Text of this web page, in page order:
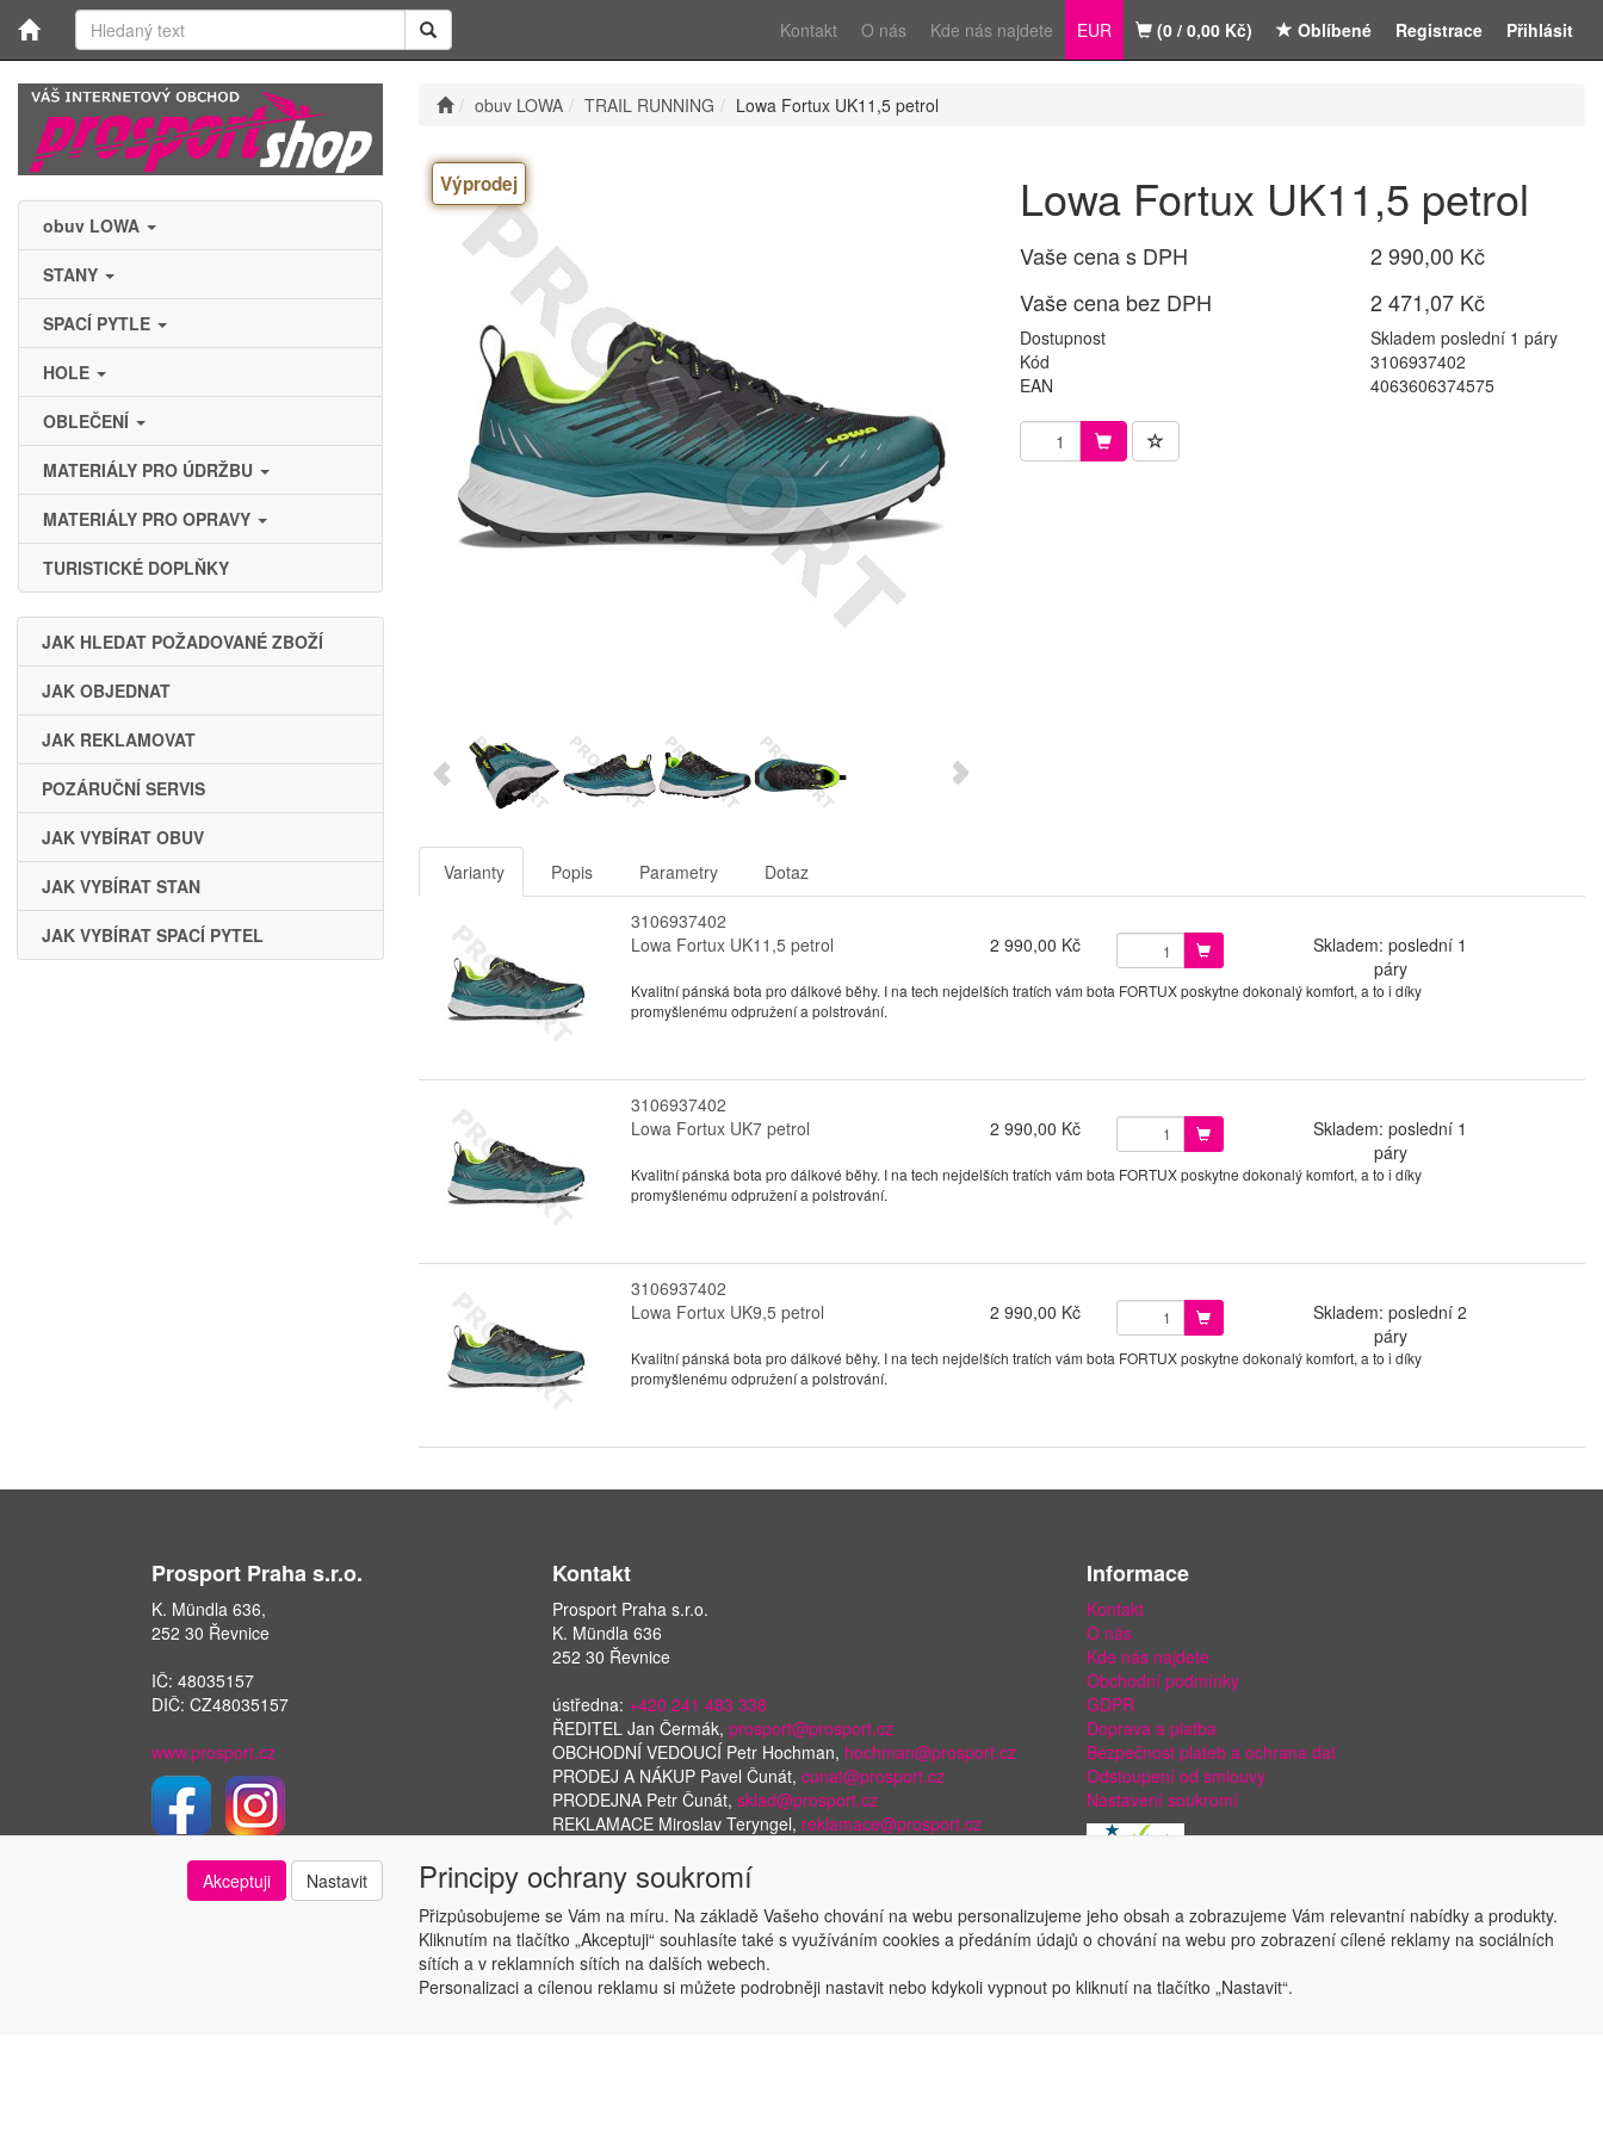
Registrace Přihlásit
Kontakt O nás Kde nás najdete EUR (0 / 0,00 Kč) Oblíbené
obuv LOWA
STANY
SPACÍ PYTLE
HOLE
OBLEČENÍ
MATERIÁLY PRO ÚDRŽBU
MATERIÁLY PRO OPRAVY
TURISTICKÉ DOPLŇKY
JAK HLEDAT POŽADOVANÉ ZBOŽÍ
JAK OBJEDNAT
JAK REKLAMOVAT
POZÁRUČNÍ SERVIS
JAK VYBÍRAT OBUV
JAK VYBÍRAT STAN
JAK VYBÍRAT SPACÍ PYTEL
obuv LOWA TRAIL RUNNING Lowa Fortux UK11,5 petrol
Výprodej Lowa Fortux UK11,5 petrol
Vaše cena s DPH
2 990,00 Kč
Vaše cena bez DPH
2 471,07 Kč
Dostupnost
Skladem poslední 1 páry
Kód
3106937402
EAN
4063606374575
Varianty Popis Parametry Dotaz
3106937402
Lowa Fortux UK11,5 petrol
2 990,00 Kč
Skladem: poslední 1
páry
Kvalitní pánská bota pro dálkové běhy. I na tech nejdelších tratích vám bota FORTUX poskytne dokonalý komfort, a to i díky
promyšlenému odpružení a polstrování.
3106937402
Lowa Fortux UK7 petrol
2 990,00 Kč
Skladem: poslední 1
páry
Kvalitní pánská bota pro dálkové běhy. I na tech nejdelších tratích vám bota FORTUX poskytne dokonalý komfort, a to i díky
promyšlenému odpružení a polstrování.
3106937402
Lowa Fortux UK9,5 petrol
2 990,00 Kč
Skladem: poslední 2
páry
Kvalitní pánská bota pro dálkové běhy. I na tech nejdelších tratích vám bota FORTUX poskytne dokonalý komfort, a to i díky
promyšlenému odpružení a polstrování.
Prosport Praha s.r.o.
K. Mündla 636,
252 30 Řevnice
IČ: 48035157
DIČ: CZ48035157
www.prosport.cz
Kontakt
Prosport Praha s.r.o.
K. Mündla 636
252 30 Řevnice
ústředna: +420 241 483 338
ŘEDITEL Jan Čermák, prosport@prosport.cz
OBCHODNÍ VEDOUCÍ Petr Hochman, hochman@prosport.cz
PRODEJ A NÁKUP Pavel Čunát, cunat@prosport.cz
PRODEJNA Petr Čunát, sklad@prosport.cz
REKLAMACE Miroslav Teryngel, reklamace@prosport.cz
Informace
Kontakt
O nás
Kde nás najdete
Obchodní podmínky
GDPR
Doprava a platba
Bezpečnost plateb a ochrana dat
Odstoupení od smlouvy
Nastavení soukromí
Copyright © ABRA Software a.s. 2018
Akceptuji Nastavit Principy ochrany soukromí
Přizpůsobujeme se Vám na míru. Na základě Vašeho chování na webu personalizujeme jeho obsah a zobrazujeme Vám relevantní nabídky a produkty.
Kliknutím na tlačítko „Akceptuji“ souhlasíte také s využíváním cookies a předáním údajů o chování na webu pro zobrazení cílené reklamy na sociálních
sítích a v reklamních sítích na dalších webech.
Personalizaci a cílenou reklamu si můžete podrobněji nastavit nebo kdykoli vypnout po kliknutí na tlačítko „Nastavit“.